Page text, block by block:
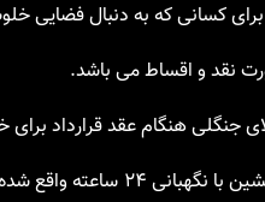
برای کسانی که به دنبال فضایی
نقد و اقساط می باشد.
جنگلی هنگام عقد قرارداد
خرید این ویلا جنگلی